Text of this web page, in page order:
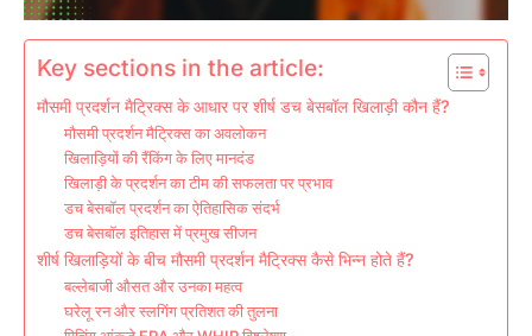
Key sections in the article:
मौसमी प्रदर्शन मैट्रिक्स के आधार पर शीर्ष डच बेसबॉल खिलाड़ी कौन हैं?
मौसमी प्रदर्शन मैट्रिक्स का अवलोकन
खिलाड़ियों की रैंकिंग के लिए मानदंड
खिलाड़ी के प्रदर्शन का टीम की सफलता पर प्रभाव
डच बेसबॉल प्रदर्शन का ऐतिहासिक संदर्भ
डच बेसबॉल इतिहास में प्रमुख सीजन
शीर्ष खिलाड़ियों के बीच मौसमी प्रदर्शन मैट्रिक्स कैसे भिन्न होते हैं?
बल्लेबाजी औसत और उनका महत्व
घरेलू रन और स्लगिंग प्रतिशत की तुलना